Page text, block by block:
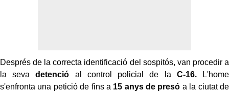
Després de la correcta identificació del sospitós, van procedir a
la sevadetenció al control policial de la C-16.L'home
s'enfronta una petició de fins a 15 anys de presó a la ciutat de